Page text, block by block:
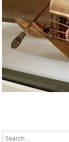
Search